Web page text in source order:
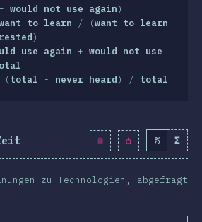
would not use again)
to learn / (want to learn
)
use again + would not use
(total - never heard) / total
% Σ
zu Technologien, abgefragt